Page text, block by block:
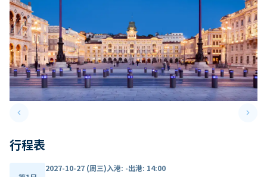
keyboard_arrow_leftPrevious slide keyboard_arrow_right
行程表
2027-10-27 (周三)入港: -出港: 14:00